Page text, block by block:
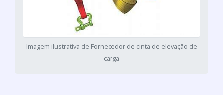
Imagem ilustrativa de Fornecedor de cinta de elevação de
carga